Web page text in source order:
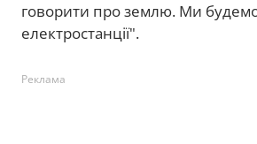
говорити про землю. Ми
електростанції".
Реклама